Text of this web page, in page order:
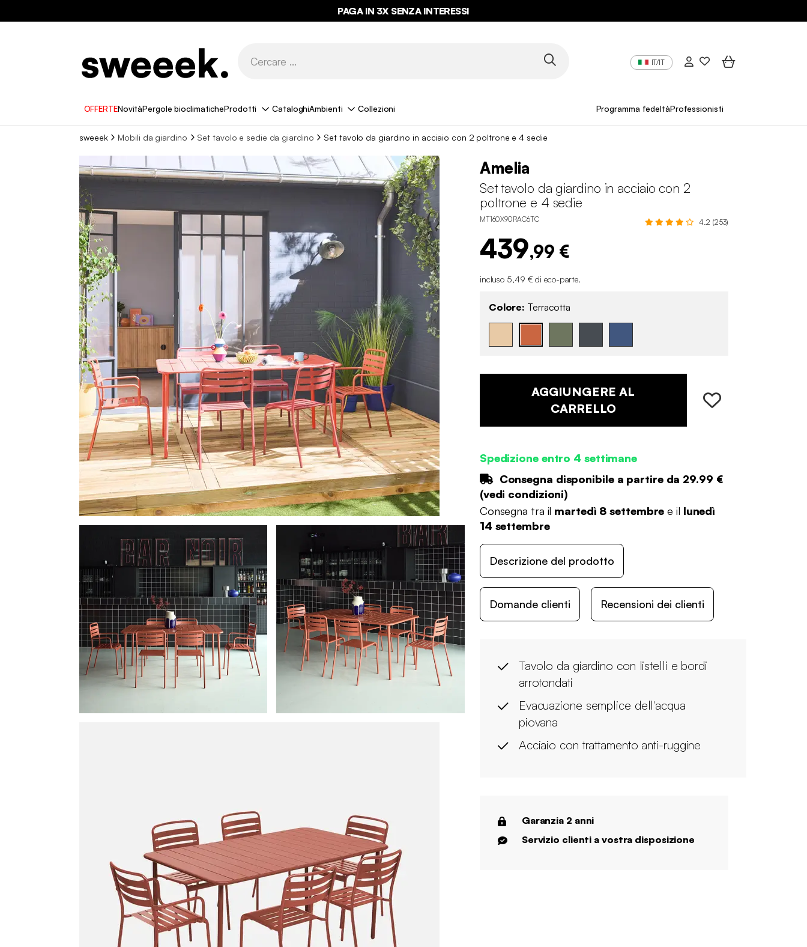
PAGA IN 3X SENZA INTERESSI
IT/IT
OFFERTENovitàPergole bioclimaticheProdotti CataloghiAmbienti Collezioni Programma fedeltàProfessionisti
sweeek Mobili da giardino Set tavolo e sedie da giardino Set tavolo da giardino in acciaio con 2 poltrone e 4 sedie
Amelia
Set tavolo da giardino in acciaio con 2
poltrone e 4 sedie
MT160X90RAC6TC 4.2 (253)
439,99 €
incluso 5,49 € di eco-parte.
Colore: Terracotta
AGGIUNGERE AL
CARRELLO
Spedizione entro 4 settimane
Consegna disponibile a partire da 29.99 €
(vedi condizioni)
Consegna tra il martedì 8 settembre e il lunedì
14 settembre
Descrizione del prodotto
Domande clienti Recensioni dei clienti
Tavolo da giardino con listelli e bordi
arrotondati
Evacuazione semplice dell'acqua
piovana
Acciaio con trattamento anti-ruggine
Garanzia 2 anni
Servizio clienti a vostra disposizione